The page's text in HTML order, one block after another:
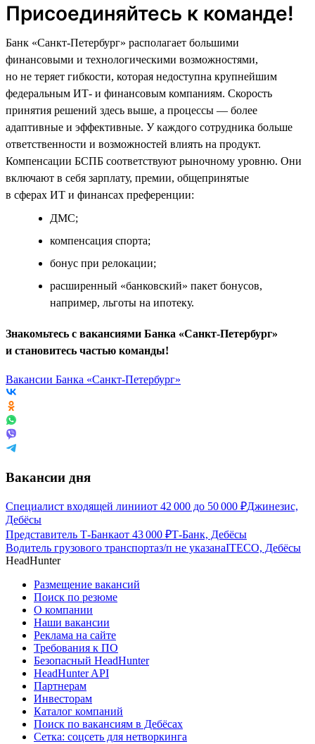
Присоединяйтесь к команде!
Банк «Санкт-Петербург» располагает большими
финансовыми и технологическими возможностями,
но не теряет гибкости, которая недоступна крупнейшим
федеральным ИТ- и финансовым компаниям. Скорость
принятия решений здесь выше, а процессы — более
адаптивные и эффективные. У каждого сотрудника больше
ответственности и возможностей влиять на продукт.
Компенсации БСПБ соответствуют рыночному уровню. Они
включают в себя зарплату, премии, общепринятые
в сферах ИТ и финансах преференции:
ДМС;
компенсация спорта;
бонус при релокации;
расширенный «банковский» пакет бонусов,
например, льготы на ипотеку.
Знакомьтесь с вакансиями Банка «Санкт-Петербург»
и становитесь частью команды!
Вакансии Банка «Санкт-Петербург»
Вакансии дня
Специалист входящей линииот 42 000 до 50 000 ₽Джинезис,
Дебёсы
Представитель Т-Банкаот 43 000 ₽Т-Банк, Дебёсы
Водитель грузового транспортаз/п не указанаITECO, Дебёсы
HeadHunter
Размещение вакансий
Поиск по резюме
О компании
Наши вакансии
Реклама на сайте
Требования к ПО
Безопасный HeadHunter
HeadHunter API
Партнерам
Инвесторам
Каталог компаний
Поиск по вакансиям в Дебёсах
Сетка: соцсеть для нетворкинга